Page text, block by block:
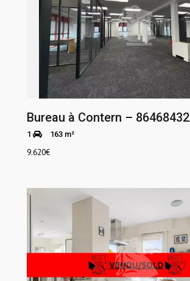
Bureau à Contern – 86468432
1 163 m²
9.620€